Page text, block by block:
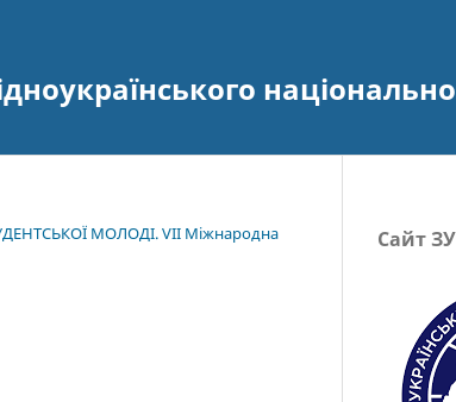
МОЛОДІ. VІІ Міжнародна
Сайт